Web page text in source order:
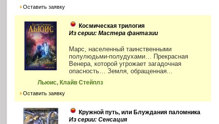
Оставить заявку
Космическая трилогия
Из серии: Мастера фантазии
Марс, населенный таинственными
полулюдьми-полудухами… Прекрасная
Венера, которой угрожает загадочная
опасность… Земля, обращенная...
Льюис, Клайв Стейплз
Оставить заявку
Кружной путь, или Блуждания паломника
Из серии: Сенсация